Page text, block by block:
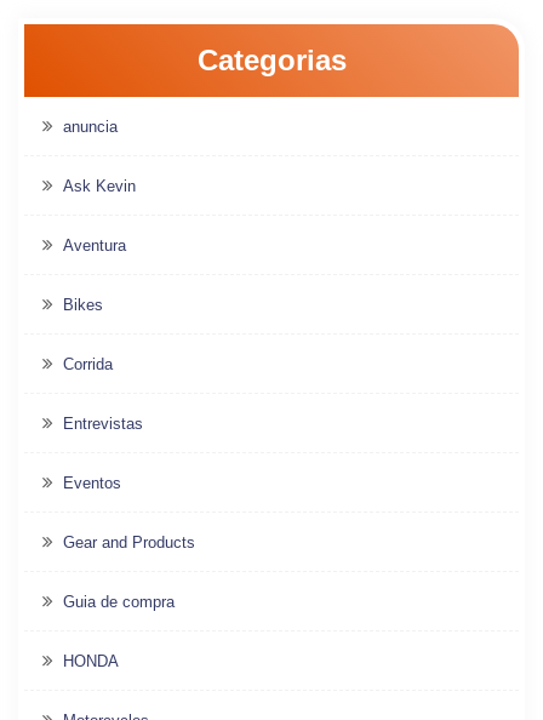
Categorias
anuncia
Ask Kevin
Aventura
Bikes
Corrida
Entrevistas
Eventos
Gear and Products
Guia de compra
HONDA